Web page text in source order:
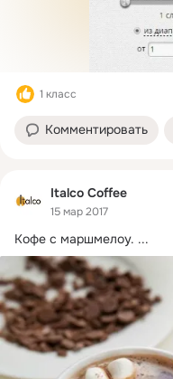
1 класс
Комментировать
Italco Coffee
15 мар 2017
Кофе с маршмелоу. ...